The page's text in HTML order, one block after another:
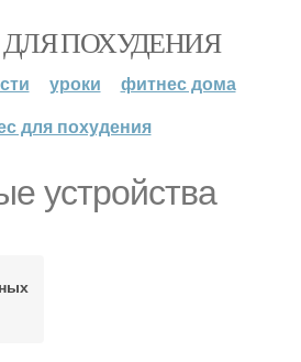
ПОХУДЕНИЯ
уроки
фитнес дома
для похудения
устройства